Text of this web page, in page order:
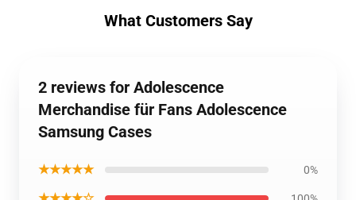
What Customers Say
2 reviews for Adolescence
Merchandise für Fans Adolescence
Samsung Cases
★★★★★ 0%